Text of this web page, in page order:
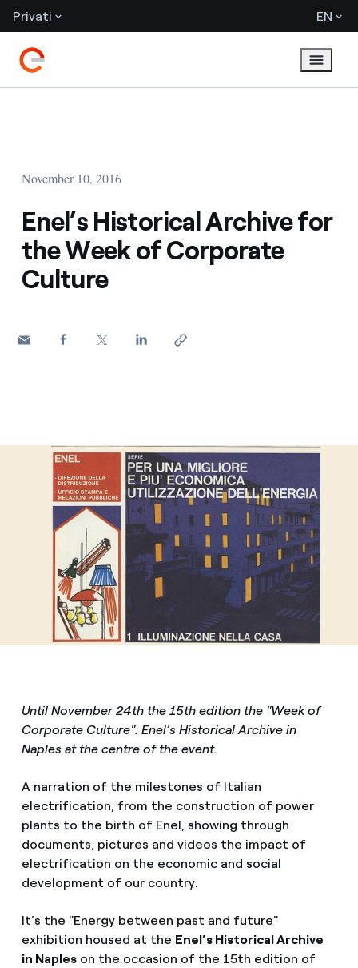
Privati EN
November 10, 2016
Enel’s Historical Archive for
the Week of Corporate
Culture
Until November 24th the 15th edition the "Week of
Corporate Culture". Enel’s Historical Archive in
Naples at the centre of the event.
A narration of the milestones of Italian
electrification, from the construction of power
plants to the birth of Enel, showing through
documents, pictures and videos the impact of
electrification on the economic and social
development of our country.
It’s the "Energy between past and future"
exhibition housed at the Enel’s Historical Archive
in Napleson the occasion of the 15th edition of